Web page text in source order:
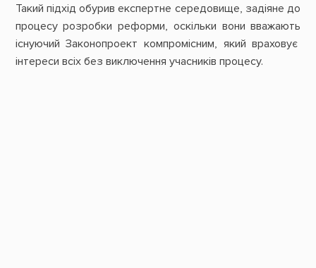
Такий підхід обурив експертне середовище, задіяне до
процесу розробки реформи, оскільки вони вважають
існуючий Законопроект компромісним, який враховує
інтереси всіх без виключення учасників процесу.